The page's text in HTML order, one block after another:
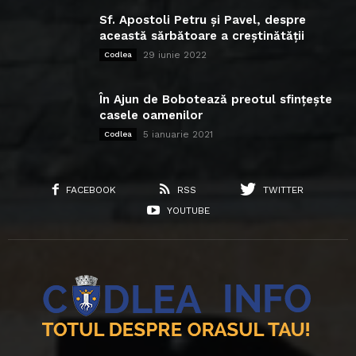
Sf. Apostoli Petru și Pavel, despre
această sărbătoare a creștinătății
Codlea 29 iunie 2022
În Ajun de Bobotează preotul sfințește
casele oamenilor
Codlea 5 ianuarie 2021
FACEBOOK RSS
TWITTER
YOUTUBE